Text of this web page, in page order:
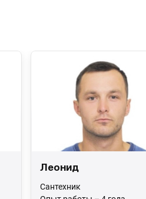
Леонид
Сантехник